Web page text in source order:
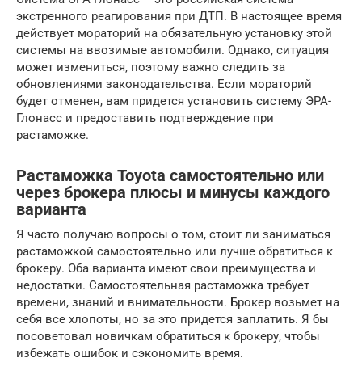
экстренного реагирования при ДТП. В настоящее время
действует мораторий на обязательную установку этой
системы на ввозимые автомобили. Однако, ситуация
может измениться, поэтому важно следить за
обновлениями законодательства. Если мораторий
будет отменен, вам придется установить систему ЭРА-
Глонасс и предоставить подтверждение при
растаможке.
Растаможка Toyota самостоятельно или
через брокера плюсы и минусы каждого
варианта
Я часто получаю вопросы о том, стоит ли заниматься
растаможкой самостоятельно или лучше обратиться к
брокеру. Оба варианта имеют свои преимущества и
недостатки. Самостоятельная растаможка требует
времени, знаний и внимательности. Брокер возьмет на
себя все хлопоты, но за это придется заплатить. Я бы
посоветовал новичкам обратиться к брокеру, чтобы
избежать ошибок и сэкономить время.